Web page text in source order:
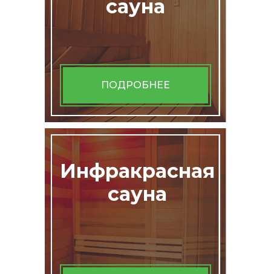
сауна
ПОДРОБНЕЕ
Инфракрасная
сауна